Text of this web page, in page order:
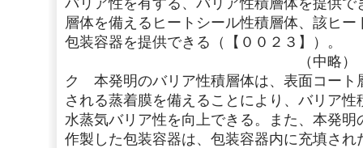
バリア性を有する、バリア性積層体を提供
層体を備えるヒートシール性積層体、該ヒ
包装容器を提供できる（【００２３】）。
（中略）
ク 本発明のバリア性積層体は、表面コート
される蒸着膜を備えることにより、バリア
水蒸気バリア性を向上できる。また、本発
作製した包装容器は、包装容器内に充填さ